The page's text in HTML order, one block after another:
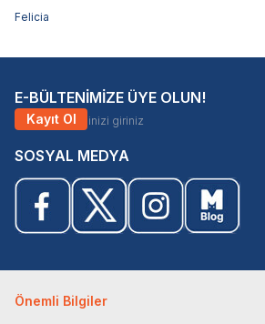
Felicia
E-BÜLTENİMİZE ÜYE OLUN!
Kayıt Ol
SOSYAL MEDYA
Önemli Bilgiler